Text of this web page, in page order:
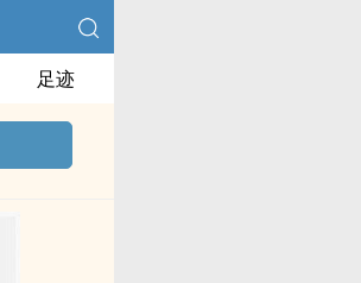
足迹